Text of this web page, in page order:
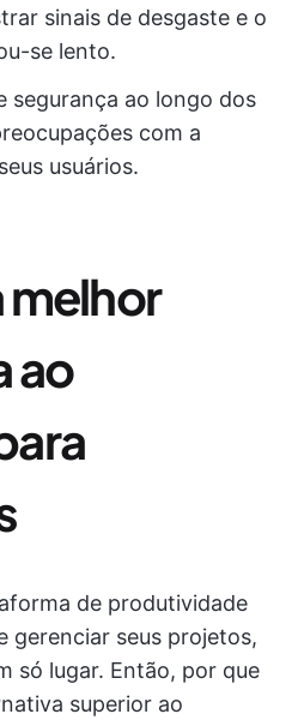
sinais de desgaste e o
se lento.
segurança ao longo dos
com a
usuários.
melhor
ao
de produtividade
gerenciar seus projetos,
só lugar. Então, por que
superior ao